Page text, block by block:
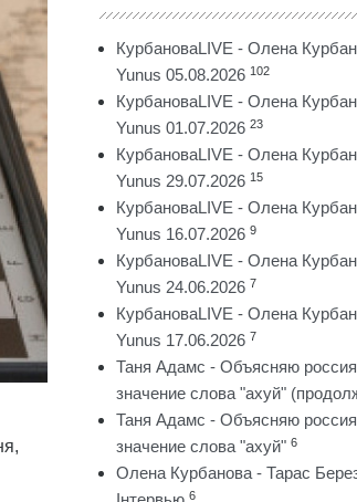
КурбановаLIVE - Олена
Yunus 05.08.2026 102
КурбановаLIVE - Олена
Yunus 01.07.2026 23
КурбановаLIVE - Олена
Yunus 29.07.2026 15
КурбановаLIVE - Олена
Yunus 16.07.2026 9
КурбановаLIVE - Олена
Yunus 24.06.2026 7
КурбановаLIVE - Олена
Yunus 17.06.2026 7
Таня Адамс - Объясняю
значение слова "ахуй"
Таня Адамс - Объясняю
значение слова "ахуй" 6
Олена Курбанова - Тарас
6